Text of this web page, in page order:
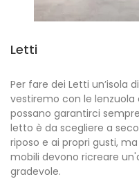
Letti
Per fare dei Letti un’isola
vestiremo con le
possano garantirci
letto è da scegliere a
riposo e ai propri gusti,
mobili devono ricreare
gradevole.